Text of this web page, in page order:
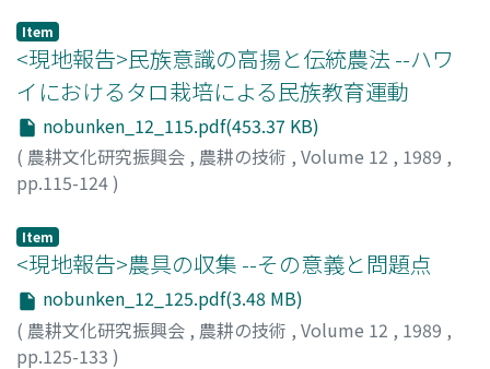
Item
<現地報告>民族意識の高揚と伝統農法 --ハワ
イにおけるタロ栽培による民族教育運動
nobunken_12_115.pdf(453.37 KB)
( 農耕文化研究振興会 , 農耕の技術 , Volume 12 , 1989 ,
pp.115-124)
Item
<現地報告>農具の収集 --その意義と問題点
nobunken_12_125.pdf(3.48 MB)
( 農耕文化研究振興会 , 農耕の技術 , Volume 12 , 1989 ,
pp.125-133 )